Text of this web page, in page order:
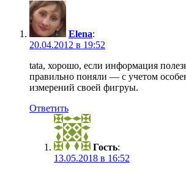
Elena:
20.04.2012 в 19:52
tata, хорошо, если информация
правильно поняли — с учетом
измерений своей фигруы.
Ответить
Гость:
13.05.2018 в 16:52